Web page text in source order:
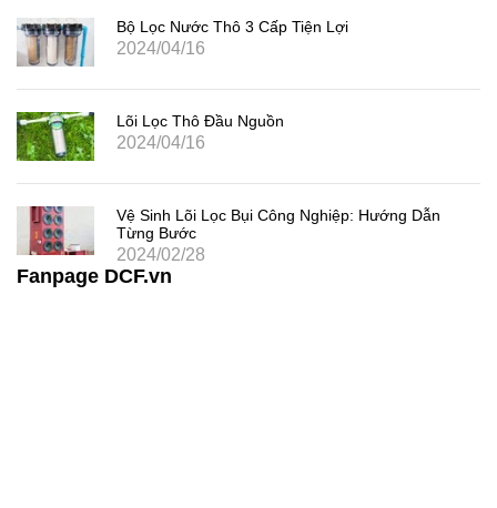
Bộ Lọc Nước Thô 3 Cấp Tiện Lợi
2024/04/16
Lõi Lọc Thô Đầu Nguồn
2024/04/16
Vệ Sinh Lõi Lọc Bụi Công Nghiệp: Hướng Dẫn
Từng Bước
2024/02/28
Fanpage DCF.vn